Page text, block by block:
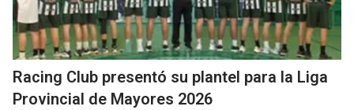
Racing Club presentó su plantel para la Liga
Provincial de Mayores 2026